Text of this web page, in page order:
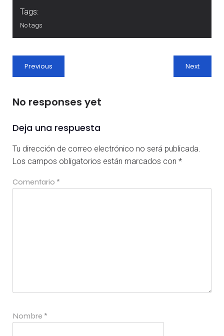
Tags:
No tags
Previous Next
No responses yet
Deja una respuesta
Tu dirección de correo electrónico no será publicada.
Los campos obligatorios están marcados con *
Comentario *
Nombre *